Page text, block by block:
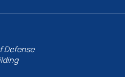
Defense